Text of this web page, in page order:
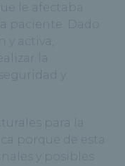
le afectaba
paciente. Dado
y activa,
la
y
para la
porque de esta
y posibles